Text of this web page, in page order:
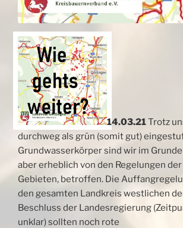
14.03.21Trotz
durchweg als grün (somit gut)
Grundwasserkörper sind wir im
aber erheblich von den Regelungen
Gebieten, betroffen. Die
den gesamten Landkreis westlichen
Beschluss der Landesregierung
unklar) sollten noch rote